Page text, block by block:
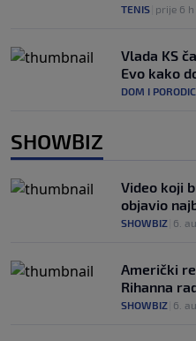
TENIS prije 6 h
Vlada KS
Evo kako
DOM I
SHOWBIZ
Video koji
objavio
SHOWBIZ 6.
Američki
Rihanna
SHOWBIZ 6.